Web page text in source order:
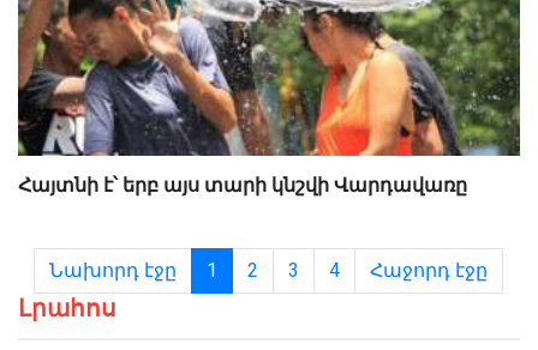
Հայտնի է՝ երբ այս տարի կնշվի Վարդավառը
Նախորդ էջը 1 2 3 4 Հաջորդ էջը
Լրահոս